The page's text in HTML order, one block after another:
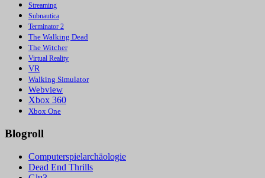
Streaming
Subnautica
Terminator 2
The Walking Dead
The Witcher
Virtual Reality
VR
Walking Simulator
Webview
Xbox 360
Xbox One
Blogroll
Computerspielarchäologie
Dead End Thrills